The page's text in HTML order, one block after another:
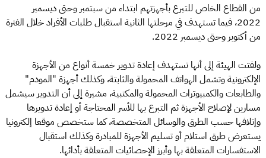
من القطاع الخاص للتبرع بأجهزتهم ابتداء من سبتمبر وحتى ديسمبر
2022، فيما تستهدف في مرحلتها الثانية استقبال طلبات الأفراد خلال الفترة
من أكتوبر وحتى ديسمبر 2022.
ولفتت الهيئة إلى أنها تستهدف إعادة تدوير خمسة أنواع من الأجهزة
الإلكترونية وتشمل الهواتف المحمولة والثابتة، وكذلك أجهزة "المودم"
والطابعات والكمبيوترات المحمولة والمكتبية، مشيرة إلى أن التدوير سيشمل
مسارين لإصلاح الأجهزة ثم التبرع بها للأسر المحتاجة أو إعادة تدويرها
وإتلافها حسب الطرق والوسائل المتخصصة، كما ستخصص موقعا إلكترونيا
يستعرض طرق استلام أو تسليم الأجهزة للمبادرة وكذلك استقبال
الاستفسارات المتعلقة بها وأبرز الإحصائيات المتعلقة بأدائها.